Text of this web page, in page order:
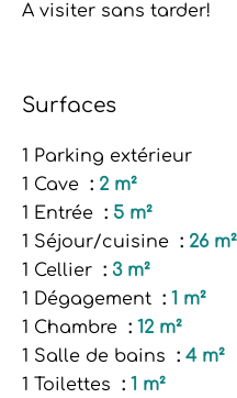
A visiter sans tarder!
Surfaces
1 Parking extérieur
1 Cave
2 m²
1 Entrée
5 m²
1 Séjour/cuisine
26 m²
1 Cellier
3 m²
1 Dégagement
1 m²
1 Chambre
12 m²
1 Salle de bains
4 m²
1 Toilettes
1 m²